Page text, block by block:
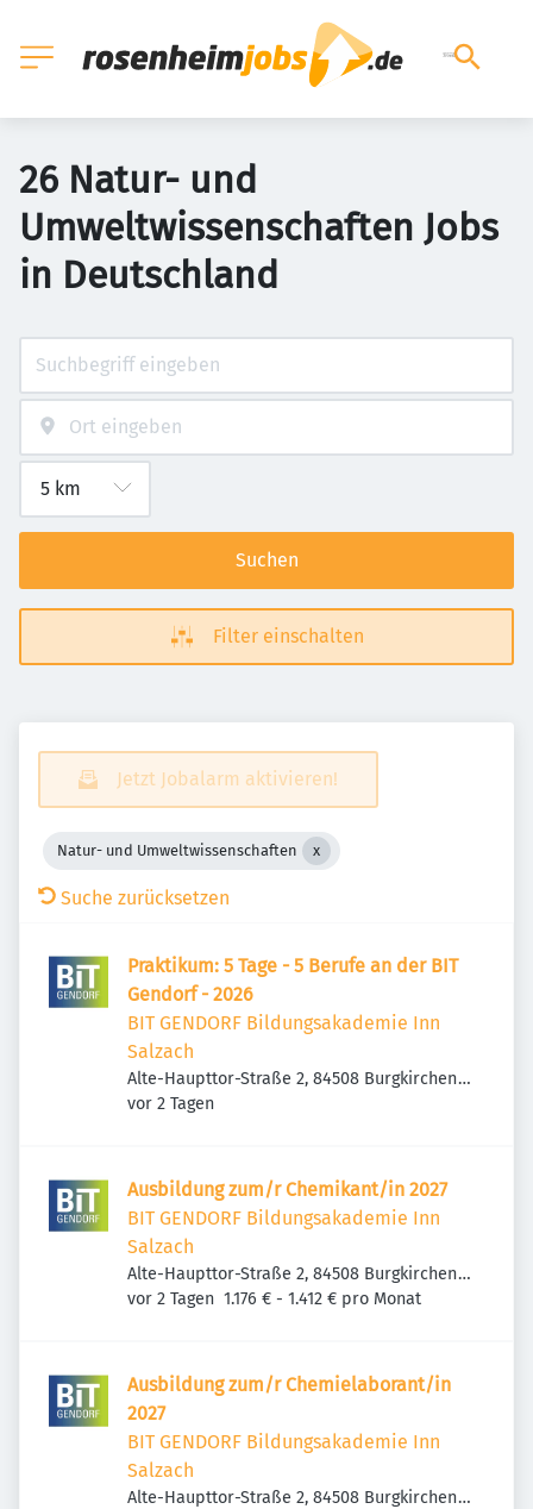
26 Natur- und
Umweltwissenschaften Jobs
in Deutschland
Suchen
Filter einschalten
Jetzt Jobalarm aktivieren!
Natur- und Umweltwissenschaften
Suche zurücksetzen
Praktikum: 5 Tage - 5 Berufe an der BIT
Gendorf - 2026
BIT GENDORF Bildungsakademie Inn
Salzach
Alte-Haupttor-Straße 2, 84508 Burgkirchen
an der Alz, Deutschland
Veröffentlicht
vor 2 Tagen
Ausbildung zum/r Chemikant/in 2027
BIT GENDORF Bildungsakademie Inn
Salzach
Alte-Haupttor-Straße 2, 84508 Burgkirchen
an der Alz, Deutschland
Veröffentlicht:
vor 2 Tagen 1.176 € - 1.412 € pro Monat
Ausbildung zum/r Chemielaborant/in
2027
BIT GENDORF Bildungsakademie Inn
Salzach
Alte-Haupttor-Straße 2, 84508 Burgkirchen